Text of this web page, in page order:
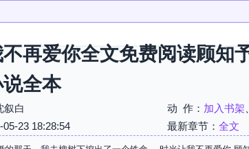
不再爱你全文免费阅读顾知
全本
叙白 动 作： 加入书架
23 18:28:54
最新章节： 全文